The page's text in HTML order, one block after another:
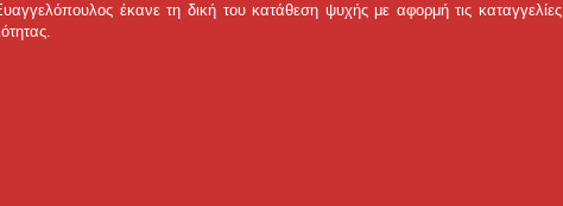
έκανε τη δική του κατάθεση ψυχής με αφορμή τις καταγγελίες